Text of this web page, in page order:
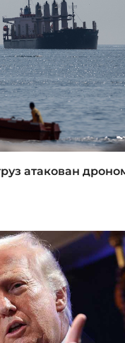
атакован